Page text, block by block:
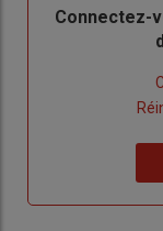
Body
Connectez-
de
me